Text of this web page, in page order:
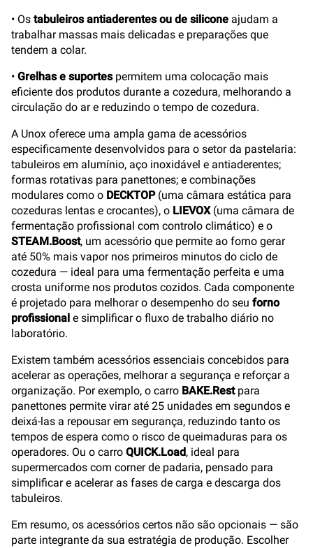
• Os tabuleiros antiaderentes ou de silicone ajudam a
trabalhar massas mais delicadas e preparações que
tendem a colar.
• Grelhas e suportespermitem uma colocação mais
eficiente dos produtos durante a cozedura, melhorando a
circulação do ar e reduzindo o tempo de cozedura.
A Unox oferece uma ampla gama de acessórios
especificamente desenvolvidos para o setor da pastelaria:
tabuleiros em alumínio, aço inoxidável e antiaderentes;
formas rotativas para panettones; e combinações
modulares como o DECKTOP(uma câmara estática para
cozeduras lentas e crocantes), o LIEVOX(uma câmara de
fermentação profissional com controlo climático) e o
STEAM.Boost, um acessório que permite ao forno gerar
até 50% mais vapor nos primeiros minutos do ciclo de
cozedura — ideal para uma fermentação perfeita e uma
crosta uniforme nos produtos cozidos. Cada componente
é projetado para melhorar o desempenho do seu forno
profissional e simplificar o fluxo de trabalho diário no
laboratório.
Existem também acessórios essenciais concebidos para
acelerar as operações, melhorar a segurança e reforçar a
organização. Por exemplo, o carro BAKE.Restpara
panettones permite virar até 25 unidades em segundos e
deixá-las a repousar em segurança, reduzindo tanto os
tempos de espera como o risco de queimaduras para os
operadores. Ou o carro QUICK.Load, ideal para
supermercados com corner de padaria, pensado para
simplificar e acelerar as fases de carga e descarga dos
tabuleiros.
Em resumo, os acessórios certos não são opcionais — são
parte integrante da sua estratégia de produção. Escolher